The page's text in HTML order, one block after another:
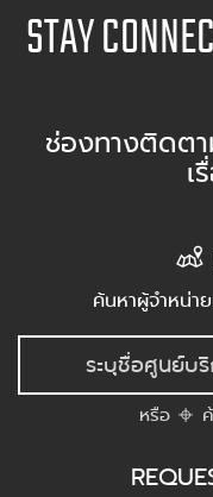
STAY
ช่องทางติดตา
เ
ค้นหาผู้จำหน่า
หรือ